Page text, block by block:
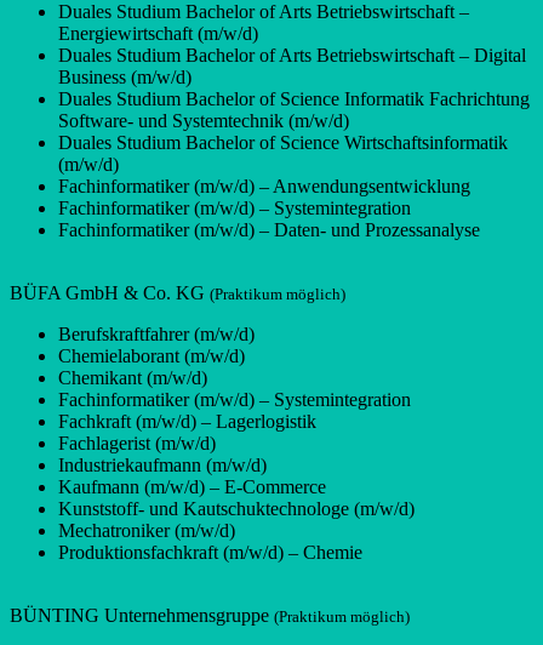
Duales Studium Bachelor of Arts Betriebswirtschaft –
Energiewirtschaft (m/w/d)
Duales Studium Bachelor of Arts Betriebswirtschaft – Digital
Business (m/w/d)
Duales Studium Bachelor of Science Informatik Fachrichtung
Software- und Systemtechnik (m/w/d)
Duales Studium Bachelor of Science Wirtschaftsinformatik
(m/w/d)
Fachinformatiker (m/w/d) – Anwendungsentwicklung
Fachinformatiker (m/w/d) – Systemintegration
Fachinformatiker (m/w/d) – Daten- und Prozessanalyse
BÜFA GmbH & Co. KG (Praktikum möglich)
Berufskraftfahrer (m/w/d)
Chemielaborant (m/w/d)
Chemikant (m/w/d)
Fachinformatiker (m/w/d) – Systemintegration
Fachkraft (m/w/d) – Lagerlogistik
Fachlagerist (m/w/d)
Industriekaufmann (m/w/d)
Kaufmann (m/w/d) – E-Commerce
Kunststoff- und Kautschuktechnologe (m/w/d)
Mechatroniker (m/w/d)
Produktionsfachkraft (m/w/d) – Chemie
BÜNTING Unternehmensgruppe (Praktikum möglich)